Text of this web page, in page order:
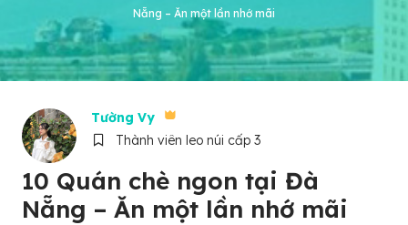
Nẵng – Ăn một lần nhớ mãi
Tường Vy
Thành viên leo núi cấp 3
10 Quán chè ngon tại Đà
Nẵng – Ăn một lần nhớ mãi